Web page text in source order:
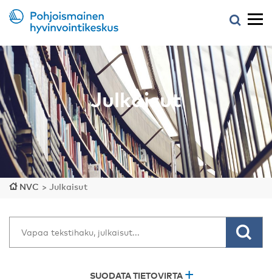
Julkaisut
NVC > Julkaisut
SUODATA TIETOVIRTA